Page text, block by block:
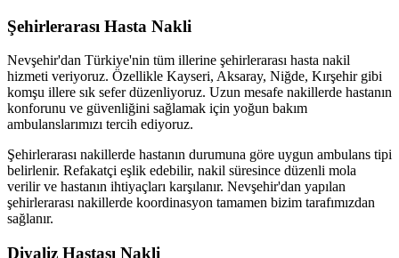
Şehirlerarası Hasta Nakli
Nevşehir'dan Türkiye'nin tüm illerine şehirlerarası hasta nakil
hizmeti veriyoruz. Özellikle Kayseri, Aksaray, Niğde, Kırşehir gibi
komşu illere sık sefer düzenliyoruz. Uzun mesafe nakillerde hastanın
konforunu ve güvenliğini sağlamak için yoğun bakım
ambulanslarımızı tercih ediyoruz.
Şehirlerarası nakillerde hastanın durumuna göre uygun ambulans tipi
belirlenir. Refakatçi eşlik edebilir, nakil süresince düzenli mola
verilir ve hastanın ihtiyaçları karşılanır. Nevşehir'dan yapılan
şehirlerarası nakillerde koordinasyon tamamen bizim tarafımızdan
sağlanır.
Diyaliz Hastası Nakli